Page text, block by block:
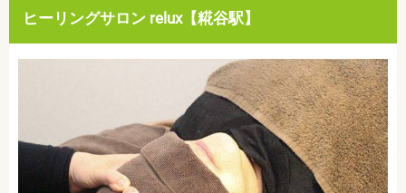
ヒーリングサロン relux【糀谷駅】